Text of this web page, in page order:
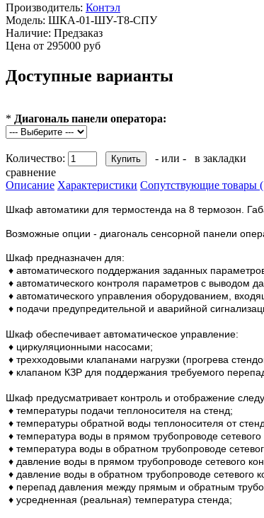
Производитель: Контэл
Модель: ШКА-01-ШУ-Т8-СПУ
Наличие: Предзаказ
Цена от 295000 руб
Доступные варианты
* Диагональ панели оператора:
Количество: - или -
в закладки
сравнение
Описание Характеристики Сопутствующие товары
Шкаф автоматики для термостенда на 8 термозон.
Возможные опции - диагональ сенсорной панели
Шкаф предназначен для:
♦ автоматического поддержания заданных
♦ автоматического контроля параметров с выводом
♦ автоматического управления оборудованием,
♦ подачи предупредительной и аварийной
Шкаф обеспечивает автоматическое управление:
♦ циркуляционными насосами;
♦ трехходовыми клапанами нагрузки (прогрева
♦ клапаном КЗР для поддержания требуемого
Шкаф предусматривает контроль и отображение
♦ температуры подачи теплоносителя на стенд;
♦ температуры обратной воды теплоносителя от
♦ температура воды в прямом трубопроводе сетевого
♦ температура воды в обратном трубопроводе
♦ давление воды в прямом трубопроводе сетевого
♦ давление воды в обратном трубопроводе сетевого
♦ перепад давления между прямым и обратным
♦ усредненная (реальная) температура стенда;